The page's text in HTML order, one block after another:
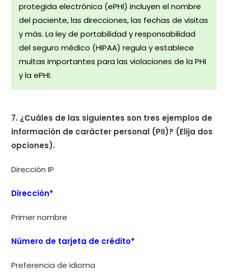
protegida electrónica (ePHI) incluyen el nombre
del paciente, las direcciones, las fechas de visitas
y más. La ley de portabilidad y responsabilidad
del seguro médico (HIPAA) regula y establece
multas importantes para las violaciones de la PHI
y la ePHI.
7. ¿Cuáles de las siguientes son tres ejemplos de
información de carácter personal (PII)? (Elija dos
opciones).
Dirección IP
Dirección*
Primer nombre
Número de tarjeta de crédito*
Preferencia de idioma